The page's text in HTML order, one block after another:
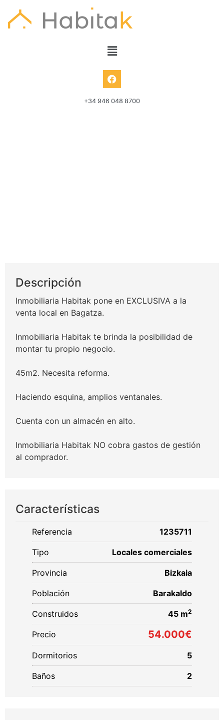
+34 946 048 8700
Descripción
Inmobiliaria Habitak pone en EXCLUSIVA a la
venta local en Bagatza.
Inmobiliaria Habitak te brinda la posibilidad de
montar tu propio negocio.
45m2. Necesita reforma.
Haciendo esquina, amplios ventanales.
Cuenta con un almacén en alto.
Inmobiliaria Habitak NO cobra gastos de gestión
al comprador.
Características
Referencia 1235711
Tipo Locales comerciales
Provincia Bizkaia
Población Barakaldo
Construidos 45 m2
Precio 54.000€
Dormitorios 5
Baños 2